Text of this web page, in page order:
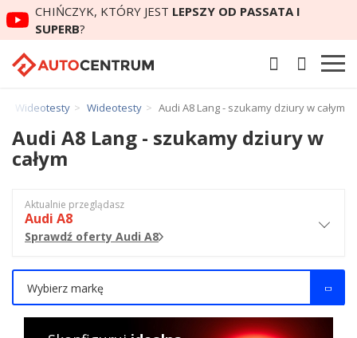
CHIŃCZYK, KTÓRY JEST LEPSZY OD PASSATA I
SUPERB?
Wideotesty Wideotesty Audi A8 Lang - szukamy dziury w całym
Audi A8 Lang - szukamy dziury w
całym
Aktualnie przeglądasz
Audi A8
Sprawdź oferty Audi A8
Wybierz markę